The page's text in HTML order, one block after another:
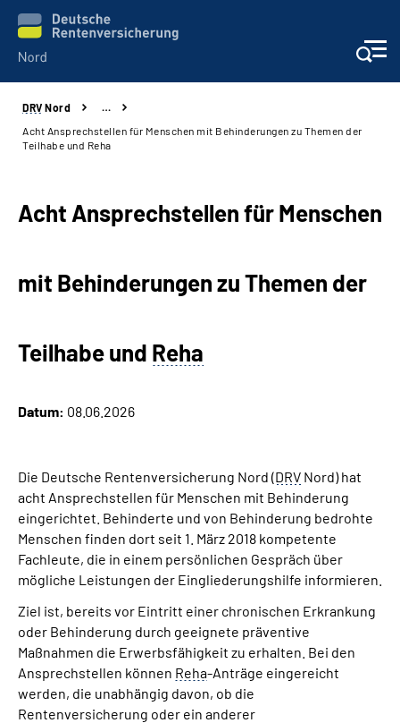
Aktuelles
Beratung und Kontakt
Über uns
Online-Services
Leichte Sprache
Suche
Mein Kundenportal
DRV Nord
…
Acht Ansprechstellen für Menschen mit Behinderungen zu Themen der
Teilhabe und Reha
Acht Ansprechstellen für Menschen
mit Behinderungen zu Themen der
Teilhabe und Reha
Datum: 08.06.2026
Die Deutsche Rentenversicherung Nord (DRV Nord) hat
acht Ansprechstellen für Menschen mit Behinderung
eingerichtet. Behinderte und von Behinderung bedrohte
Menschen finden dort seit 1. März 2018 kompetente
Fachleute, die in einem persönlichen Gespräch über
mögliche Leistungen der Eingliederungshilfe informieren.
Ziel ist, bereits vor Eintritt einer chronischen Erkrankung
oder Behinderung durch geeignete präventive
Maßnahmen die Erwerbsfähigkeit zu erhalten. Bei den
Ansprechstellen können Reha-Anträge eingereicht
werden, die unabhängig davon, ob die
Rentenversicherung oder ein anderer